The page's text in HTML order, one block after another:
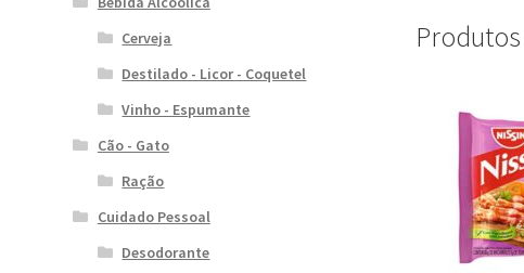
Cerveja
Destilado - Licor - Coquetel
Vinho - Espumante
Cão - Gato
Ração
Cuidado Pessoal
Desodorante